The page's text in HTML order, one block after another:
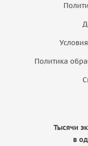
Политика
Тысячи
в